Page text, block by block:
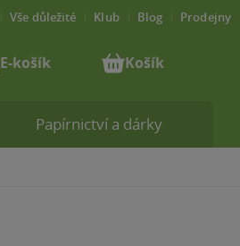
Papírnictví a dárky
Vše důležité Klub Blog Prodejny
E-košík Košík